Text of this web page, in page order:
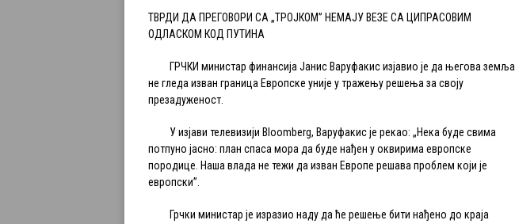
ТВРДИ ДА ПРЕГОВОРИ СА „ТРОЈКОМ” НЕМАЈУ ВЕЗЕ СА ЦИПРАСОВИМ
ОДЛАСКОМ КОД ПУТИНА
ГРЧКИ министар финансија Јанис Варуфакис изјавио је да његова земља
не гледа изван граница Европске уније у тражењу решења за своју
презадуженост.
У изјави телевизији Bloomberg, Варуфакис је рекао: „Нека буде свима
потпуно јасно: план спаса мора да буде нађен у оквирима европске
породице. Наша влада не тежи да изван Европе решава проблем који је
европски”.
Грчки министар је изразио наду да ће решење бити нађено до краја